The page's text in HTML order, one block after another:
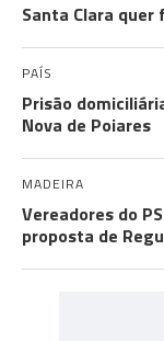
Santa Clara
PAÍS
Prisão
Nova de Poiares
MADEIRA
Vereadores do
proposta de